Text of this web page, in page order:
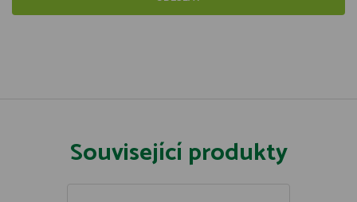
Související produkty